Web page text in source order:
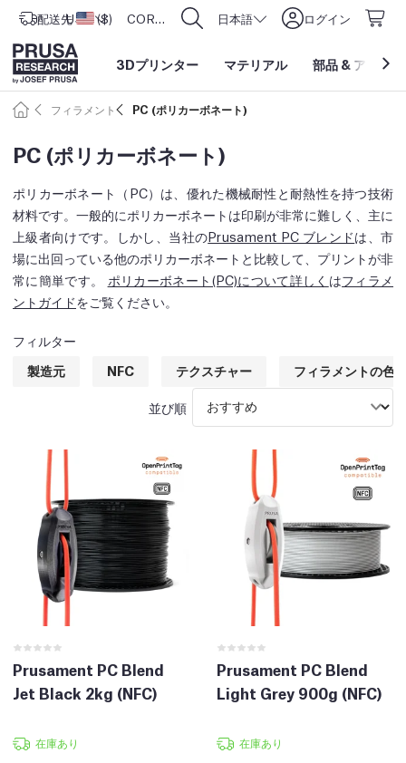
配送先 アメリカ合衆国
USD ($) CORE One L: Now In Stock! 日本語 ログイン
3Dプリンター マテリアル 部品 & アクセ
フィラメント PC (ポリカーボネート)
PC (ポリカーボネート)
ポリカーボネート（PC）は、優れた機械耐性と耐熱性を持つ技術
材料です。一般的にポリカーボネートは印刷が非常に難しく、主に
上級者向けです。しかし、当社のPrusament PC ブレンドは、市
場に出回っている他のポリカーボネートと比較して、プリントが非
常に簡単です。 ポリカーボネート(PC)について詳しく はフィラメ
ントガイドをご覧ください。
フィルター
製造元
NFC テクスチャー フィラメントの色
並び順
Prusament PC Blend
Jet Black 2kg (NFC)
在庫あり
Prusament PC Blend
Light Grey 900g (NFC)
在庫あり